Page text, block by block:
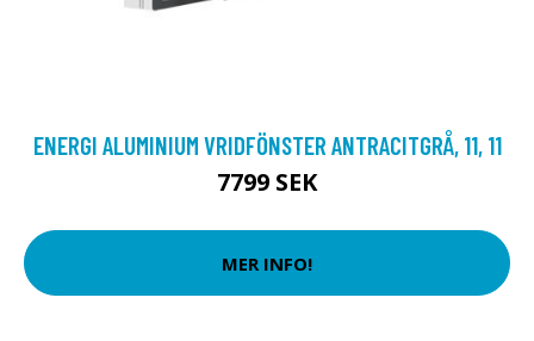
ENERGI ALUMINIUM VRIDFÖNSTER ANTRACITGRÅ, 11, 11
7799 SEK
MER INFO!